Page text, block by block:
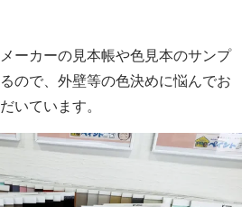
ーカーの見本帳や色見本のサンプ
ので、外壁等の色決めに悩んでお
いています。